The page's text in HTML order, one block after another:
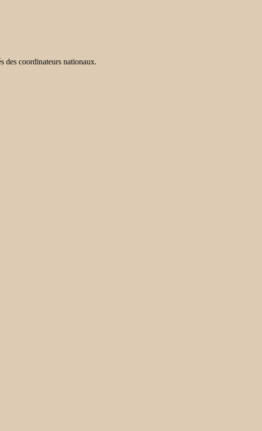
des coordinateurs nationaux.